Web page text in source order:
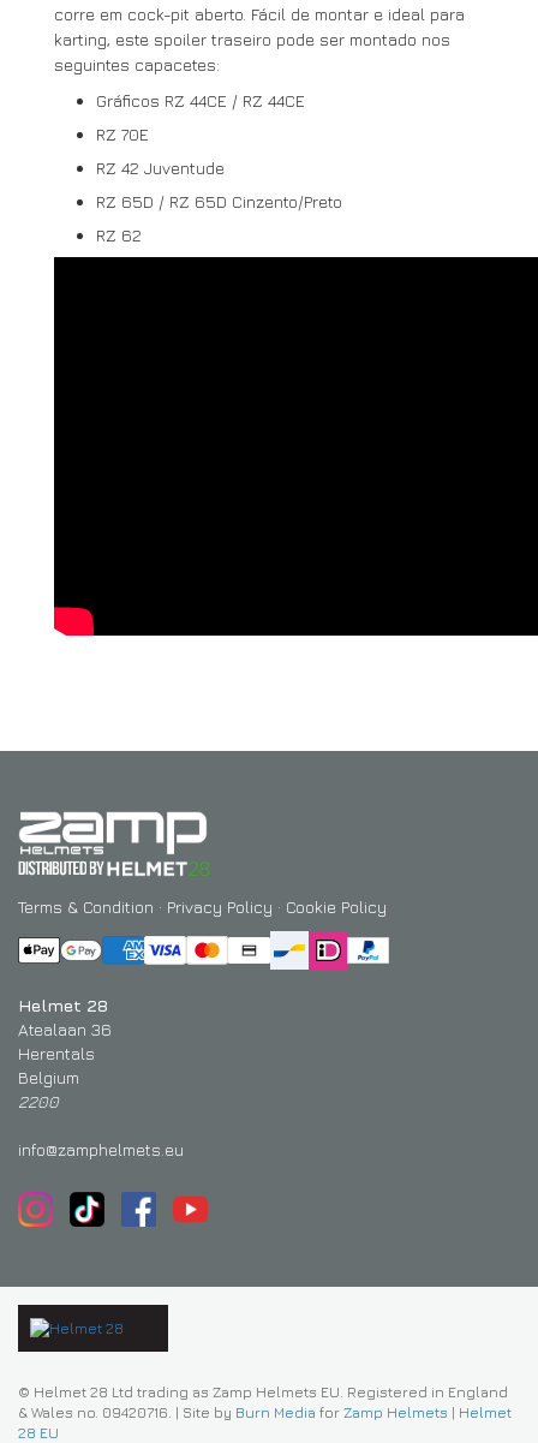
corre em cock-pit aberto. Fácil de montar e ideal para
karting, este spoiler traseiro pode ser montado nos
seguintes capacetes:
Gráficos RZ 44CE / RZ 44CE
RZ 70E
RZ 42 Juventude
RZ 65D / RZ 65D Cinzento/Preto
RZ 62
Terms & Condition · Privacy Policy · Cookie Policy
Helmet 28
Atealaan 36
Herentals
Belgium
2200
info@zamphelmets.eu
© Helmet 28 Ltd trading as Zamp Helmets EU. Registered in England
& Wales no. 09420716. | Site by Burn Media for Zamp Helmets | Helmet
28 EU